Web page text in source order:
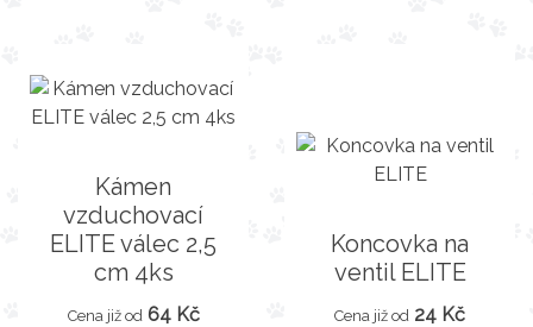
Kámen
vzduchovací
ELITE válec 2,5
cm 4ks
Cena již od 64 Kč
Koncovka na
ventil ELITE
Cena již od 24 Kč